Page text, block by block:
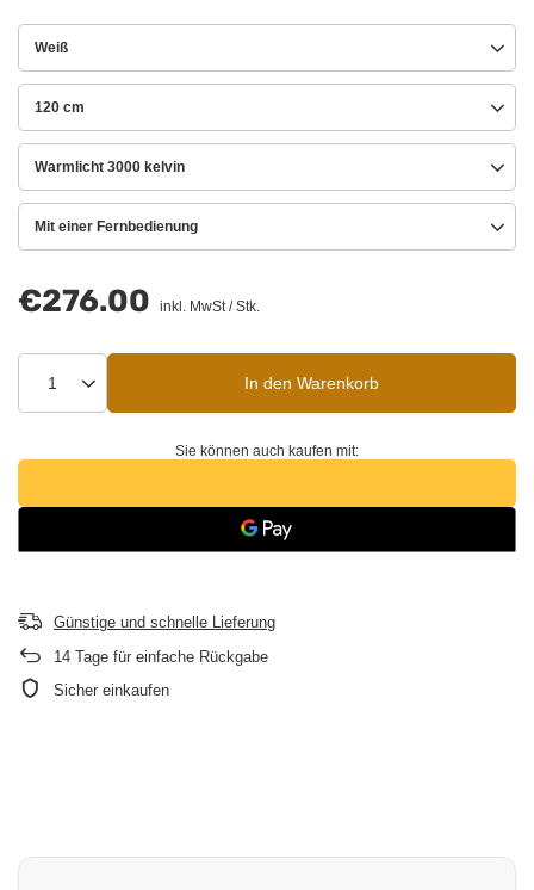
Weiß
120 cm
Warmlicht 3000 kelvin
Mit einer Fernbedienung
€276.00 inkl. MwSt/Stk.
In den Warenkorb
Sie können auch kaufen mit:
Günstige und schnelle Lieferung
14 Tage für einfache Rückgabe
Sicher einkaufen